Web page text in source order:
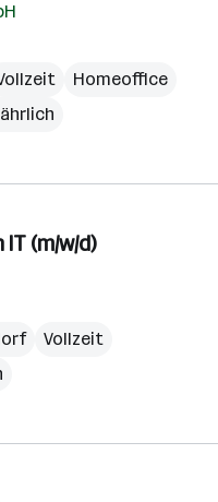
Homeoffice
(m/w/d)
Vollzeit